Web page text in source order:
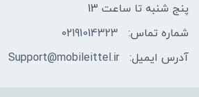
پنج شنبه تا ساعت 13
شماره تماس:
02191014323
آدرس ایمیل:
Support@mobileittel.ir